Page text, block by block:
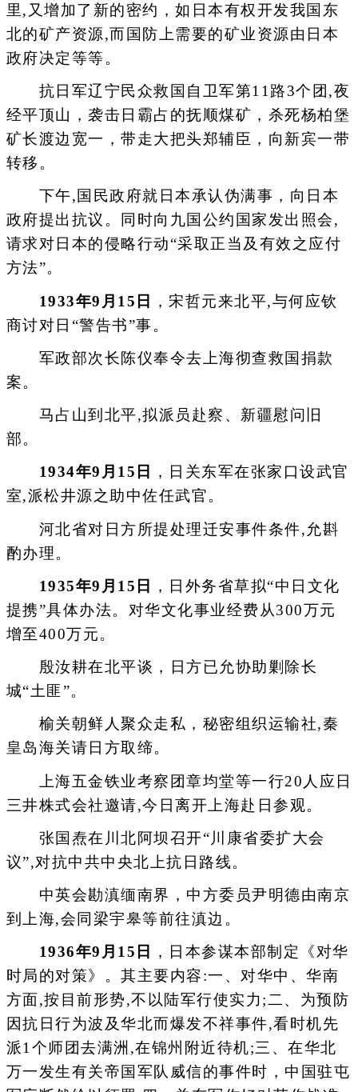
里,又增加了新的密约，如日本有权开发我国东
北的矿产资源,而国防上需要的矿业资源由日本
政府决定等等。
抗日军辽宁民众救国自卫军第11路3个团,夜
经平顶山，袭击日霸占的抚顺煤矿，杀死杨柏堡
矿长渡边宽一，带走大把头郑辅臣，向新宾一带
转移。
下午,国民政府就日本承认伪满事，向日本
政府提出抗议。同时向九国公约国家发出照会,
请求对日本的侵略行动“采取正当及有效之应付
方法”。
1933年9月15日
，宋哲元来北平,与何应钦
商讨对日“警告书”事。
军政部次长陈仪奉令去上海彻查救国捐款
案。
马占山到北平,拟派员赴察、新疆慰问旧
部。
1934年9月15日
，日关东军在张家口设武官
室,派松井源之助中佐任武官。
河北省对日方所提处理迁安事件条件,允斟
酌办理。
1935年9月15日
，日外务省草拟“中日文化
提携”具体办法。对华文化事业经费从300万元
增至400万元。
殷汝耕在北平谈，日方已允协助剿除长
城“土匪”。
榆关朝鲜人聚众走私，秘密组织运输社,秦
皇岛海关请日方取缔。
上海五金铁业考察团章均堂等一行20人应日
三井株式会社邀请,今日离开上海赴日参观。
张国焘在川北阿坝召开“川康省委扩大会
议”,对抗中共中央北上抗日路线。
中英会勘滇缅南界，中方委员尹明德由南京
到上海,会同梁宇皋等前往滇边。
1936年9月15日
，日本参谋本部制定《对华
时局的对策》。其主要内容:一、对华中、华南
方面,按目前形势,不以陆军行使实力;二、为预防
因抗日行为波及华北而爆发不祥事件,看时机先
派1个师团去满洲,在锦州附近待机;三、在华北
万一发生有关帝国军队威信的事件时，中国驻屯